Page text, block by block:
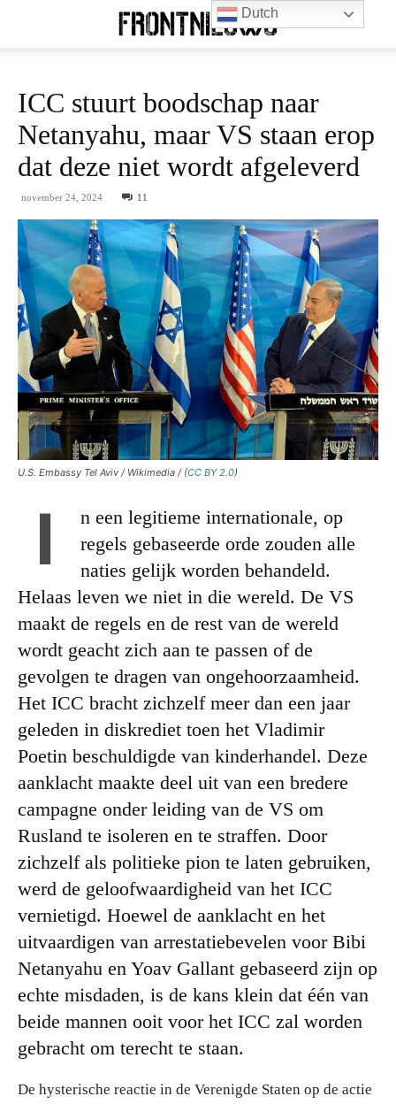
ICC stuurt boodschap naar
Netanyahu, maar VS staan erop
dat deze niet wordt afgeleverd
november 24, 2024 11
U.S. Embassy Tel Aviv / Wikimedia / (CC BY 2.0)
I
n een legitieme internationale, op
regels gebaseerde orde zouden alle
naties gelijk worden behandeld.
Helaas leven we niet in die wereld. De VS
maakt de regels en de rest van de wereld
wordt geacht zich aan te passen of de
gevolgen te dragen van ongehoorzaamheid.
Het ICC bracht zichzelf meer dan een jaar
geleden in diskrediet toen het Vladimir
Poetin beschuldigde van kinderhandel. Deze
aanklacht maakte deel uit van een bredere
campagne onder leiding van de VS om
Rusland te isoleren en te straffen. Door
zichzelf als politieke pion te laten gebruiken,
werd de geloofwaardigheid van het ICC
vernietigd. Hoewel de aanklacht en het
uitvaardigen van arrestatiebevelen voor Bibi
Netanyahu en Yoav Gallant gebaseerd zijn op
echte misdaden, is de kans klein dat één van
beide mannen ooit voor het ICC zal worden
gebracht om terecht te staan.
De hysterische reactie in de Verenigde Staten op de actie
Dutch